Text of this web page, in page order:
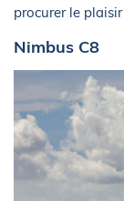
procurer le
Nimbus C8